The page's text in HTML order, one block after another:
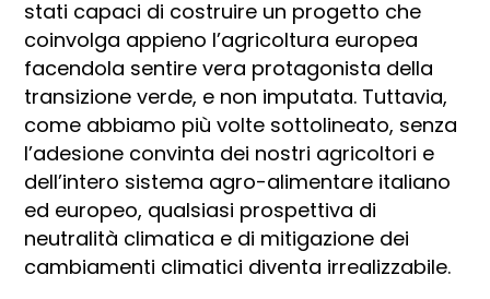
stati capaci di costruire un progetto che
coinvolga appieno l’agricoltura europea
facendola sentire vera protagonista della
transizione verde, e non imputata. Tuttavia,
come abbiamo più volte sottolineato, senza
l’adesione convinta dei nostri agricoltori e
dell’intero sistema agro-alimentare italiano
ed europeo, qualsiasi prospettiva di
neutralità climatica e di mitigazione dei
cambiamenti climatici diventa irrealizzabile.